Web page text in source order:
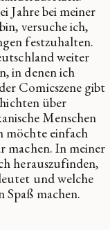
Jahre bei meiner
versuche ich,
festzuhalten.
weiter
in denen ich
Comicszene gibt
über
Menschen
möchte einfach
machen. In meiner
herauszufinden,
und welche
Spaß machen.